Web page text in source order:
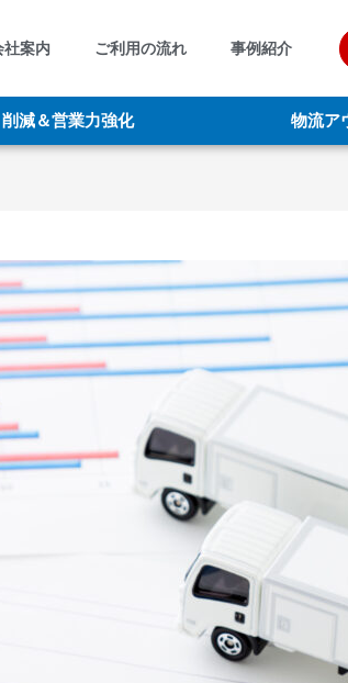
社案内 ご利用の流れ 事例紹介
減＆営業力強化 物流ア